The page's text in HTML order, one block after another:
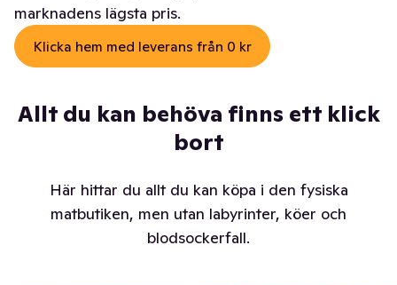
marknadens lägsta pris.
Klicka hem med leverans från 0 kr
Allt du kan behöva finns ett klick
bort
Här hittar du allt du kan köpa i den fysiska
matbutiken, men utan labyrinter, köer och
blodsockerfall.